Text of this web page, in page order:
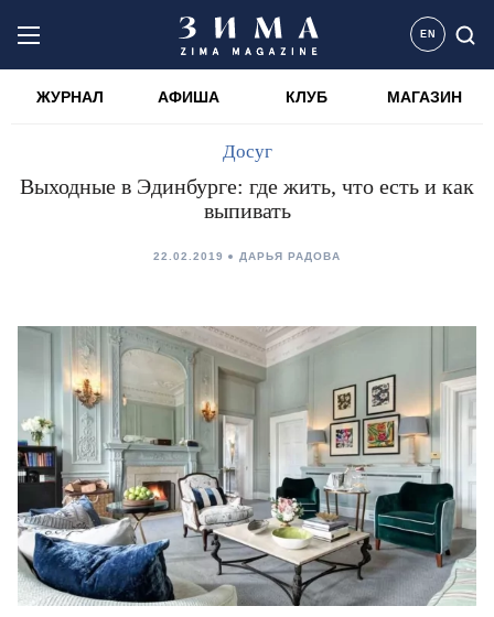
EN
ЖУРНАЛ АФИША КЛУБ МАГАЗИН
Досуг
Выходные в Эдинбурге: где жить, что есть и как
выпивать
22.02.2019 ДАРЬЯ РАДОВА